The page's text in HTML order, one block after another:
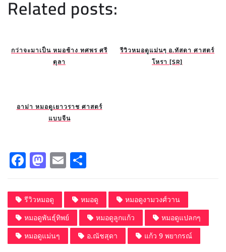
Related posts:
กว่าจะมาเป็น หมอช้าง ทศพร ศรี
ตุลา
รีวิวหมอดูแม่นๆ อ.ทัสดา ศาสตร์
โหรา [SR]
อาม่า หมอดูเยาวราช ศาสตร์
แบบจีน
F
c
e
b
o
M
st
o
d
o
E
ai
l
a
re
รีวิวหมอดู หมอดู
หมอดูงามวงศ์วาน
หมอดูพันธุ์ทิพย์
หมอดูลูกแก้ว
หมอดูแปลกๆ
หมอดูแม่นๆ
อ.ณัชสุดา แก้ว 9 พยากรณ์